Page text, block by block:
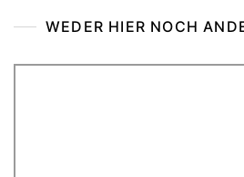
WEDER HIER NOCH